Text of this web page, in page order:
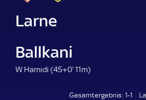
Larne
Ballkani
W Hamidi (45+0'411m)
1-1